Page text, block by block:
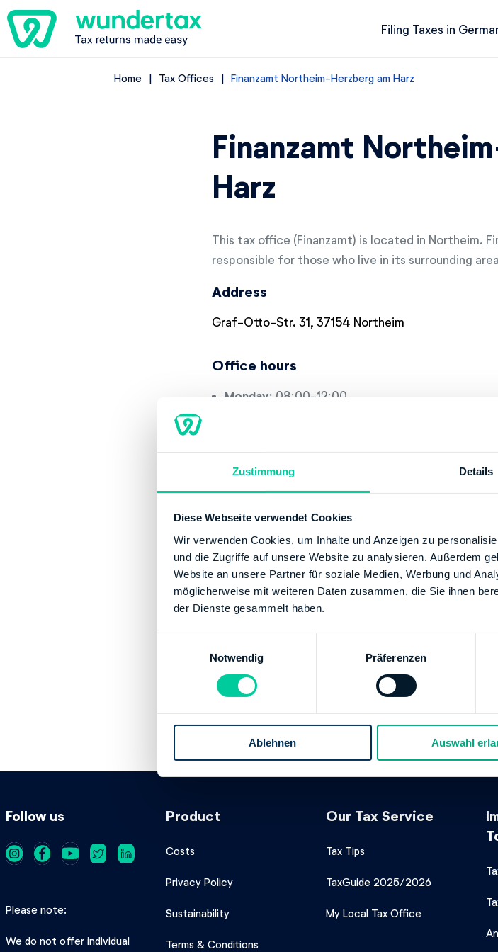
Zustimmung Details
Diese Webseite verwendet Cookies
Wir verwenden Cookies, um Inhalte und Anzeigen zu
und die Zugriffe auf unsere Website zu analysieren. Außerdem
Website an unsere Partner für soziale Medien, Werbung und
möglicherweise mit weiteren Daten zusammen, die Sie ihnen
der Dienste gesammelt haben.
g
Notwendig Präferenzen
Ablehnen Auswahl
Filing Taxes in
Home Tax Offices Finanzamt Northeim-Herzberg am Harz
Finanzamt
Harz
This tax office (Finanzamt) is located in Northeim.
responsible for those who live in its surrounding
Address
Graf-Otto-Str. 31, 37154 Northeim
Office hours
Monday: 08:00-12:00
Friday:08:00-12:00
Contact
Email: poststelle@fa-nom-hz.niedersachsen.de
Website: http://www.lstn.niedersachsen.de
Banking Details
Institution:DEUTSCHE BUNDESBANK
Account holder: Finanzamt Northeim-Herzberg
Institution: KREISSPARKASSE NORTHEIM
IBAN:DE31262500010000000208
Account holder: Finanzamt Northeim-Herzberg
Follow us
Please note
We do not offer individual
Product
Costs
Privacy Policy
Sustainability
Terms & Conditions
Our Tax Service
Tax Tips
TaxGuide 2025/2026
My Local Tax Office